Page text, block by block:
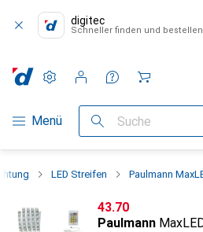
digitec
Schneller finden und bestellen
Navigation nach Kategorien
Menü Suche
Einstellungen
Kundenkonto
Vergleichslisten
Merklisten
Warenkorb
LED Streifen Paulmann
CHF
43.70
Paulmann